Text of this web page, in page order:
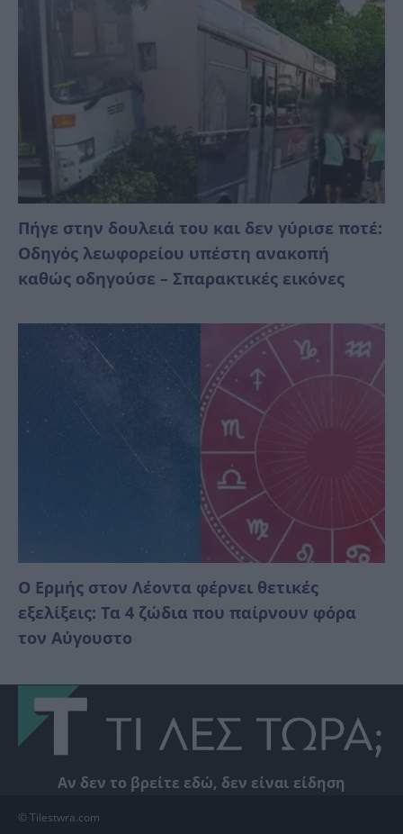
Πήγε στην δουλειά του και δεν γύρισε ποτέ:
Οδηγός λεωφορείου υπέστη ανακοπή
καθώς οδηγούσε – Σπαρακτικές εικόνες
Ο Ερμής στον Λέοντα φέρνει θετικές
εξελίξεις: Τα 4 ζώδια που παίρνουν φόρα
τον Αύγουστο
Αν δεν το βρείτε εδώ, δεν είναι είδηση
© Tilestwra.com